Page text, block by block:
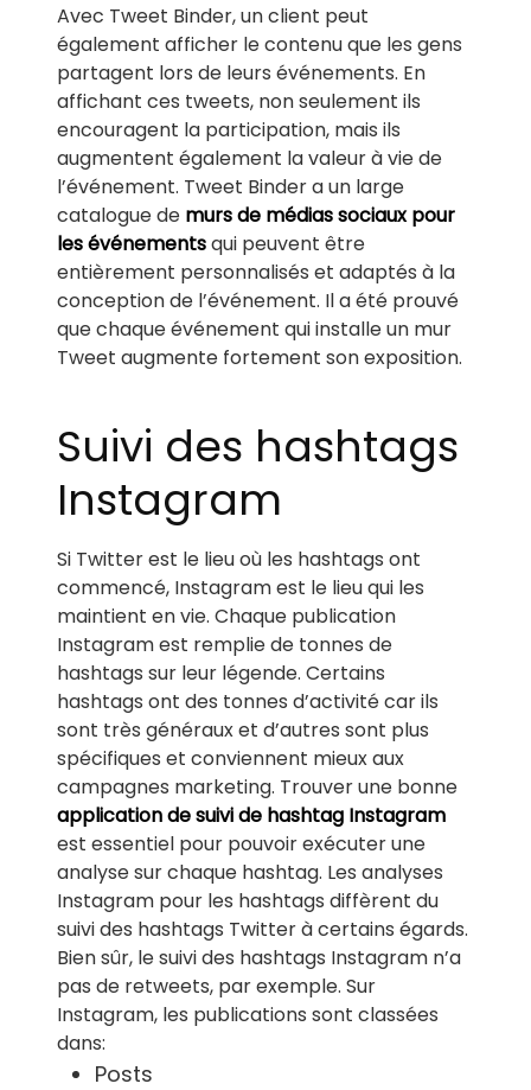
Avec Tweet Binder, un client peut
également afficher le contenu que les gens
partagent lors de leurs événements. En
affichant ces tweets, non seulement ils
encouragent la participation, mais ils
augmentent également la valeur à vie de
l’événement. Tweet Binder a un large
catalogue de murs de médias sociaux pour
les événementsqui peuvent être
entièrement personnalisés et adaptés à la
conception de l’événement. Il a été prouvé
que chaque événement qui installe un mur
Tweet augmente fortement son exposition.
Suivi des hashtags
Instagram
Si Twitter est le lieu où les hashtags ont
commencé, Instagram est le lieu qui les
maintient en vie. Chaque publication
Instagram est remplie de tonnes de
hashtags sur leur légende. Certains
hashtags ont des tonnes d’activité car ils
sont très généraux et d’autres sont plus
spécifiques et conviennent mieux aux
campagnes marketing. Trouver une bonne
application de suivi de hashtag Instagram
est essentiel pour pouvoir exécuter une
analyse sur chaque hashtag. Les analyses
Instagram pour les hashtags diffèrent du
suivi des hashtags Twitter à certains égards.
Bien sûr, le suivi des hashtags Instagram n’a
pas de retweets, par exemple. Sur
Instagram, les publications sont classées
dans:
Posts